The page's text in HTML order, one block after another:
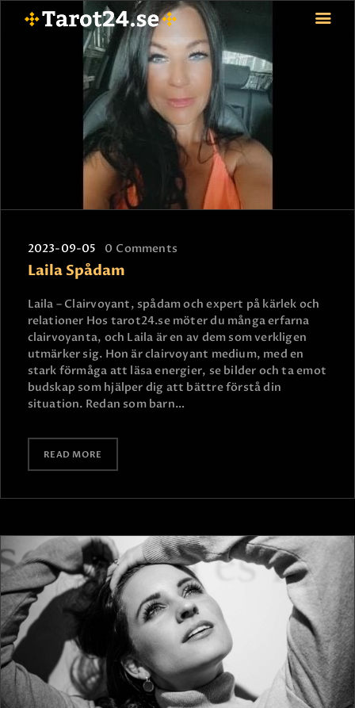
HEM
ASTROLOGI
STJÄRNTECKEN
TAROT
SPÅDAM-SIERSKA
JOBBA SOM SPÅDAM
BETALNING
FAQ
KONTAKTA OSS
2023-09-05 0 Comments
Laila Spådam
Laila – Clairvoyant, spådam och expert på kärlek och
relationer Hos tarot24.se möter du många erfarna
clairvoyanta, och Laila är en av dem som verkligen
utmärker sig. Hon är clairvoyant medium, med en
stark förmåga att läsa energier, se bilder och ta emot
budskap som hjälper dig att bättre förstå din
situation. Redan som barn…
READ MORE